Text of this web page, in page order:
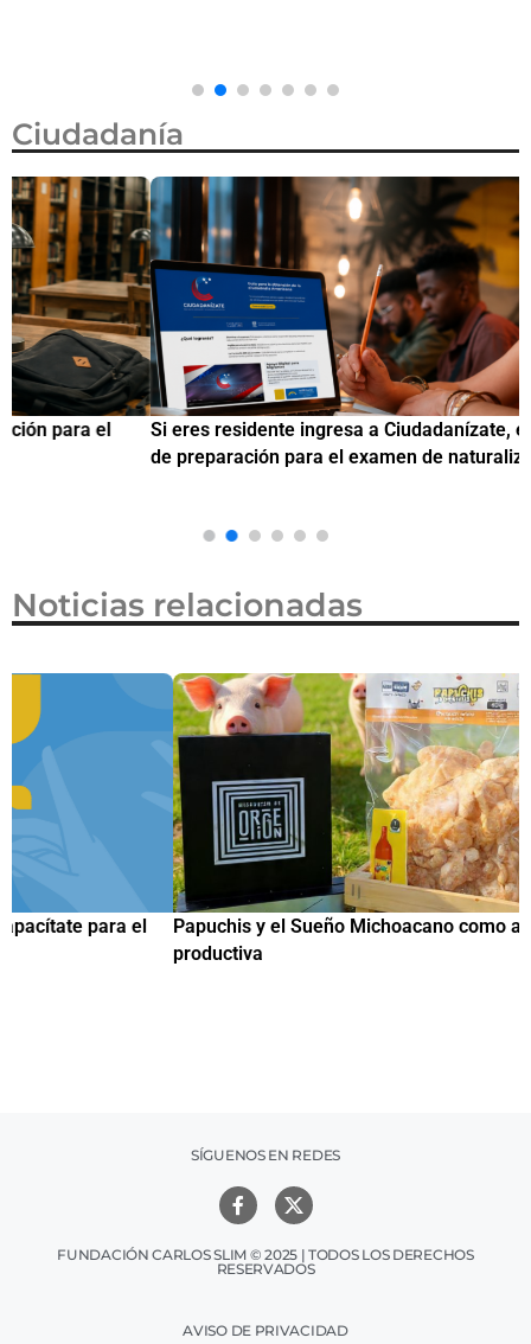
Ciudadanía
Si eres residente ingresa a Ciudadanízate, el curso gratuito
de preparación para el examen de naturalización en EUA
Noticias relacionadas
Papuchis y el Sueño Michoacano como alternativa
SÍGUENOS EN REDES
FUNDACIÓN CARLOS SLIM © 2025 | TODOS LOS DERECHOS
RESERVADOS
AVISO DE PRIVACIDAD